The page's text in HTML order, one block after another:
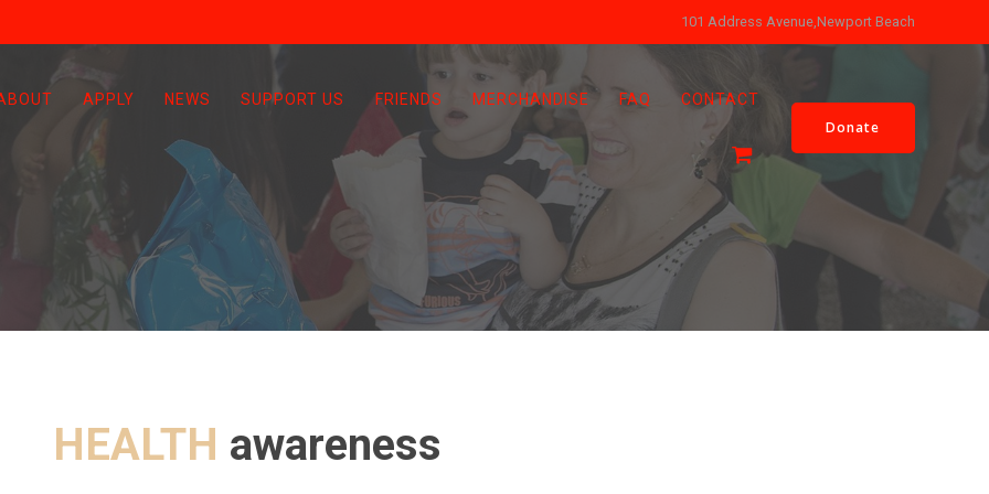
101 Address Avenue,Newport Beach
APPLY NEWS SUPPORT US FRIENDS MERCHANDISE FAQ CONTACT
Donate
HEALTH awareness